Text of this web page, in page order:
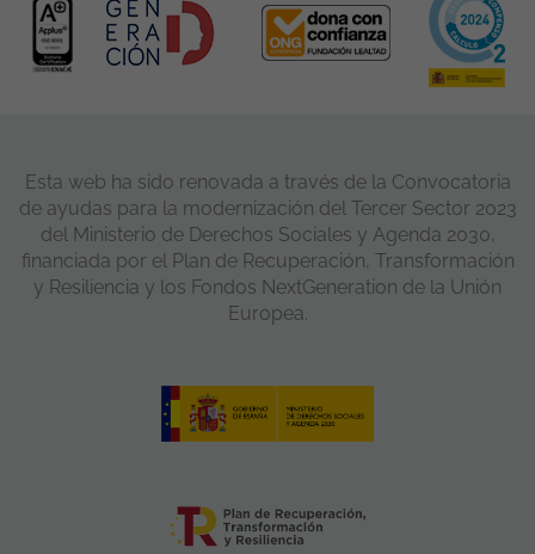
Esta web ha sido renovada a través de la Convocatoria
de ayudas para la modernización del Tercer Sector 2023
del Ministerio de Derechos Sociales y Agenda 2030,
financiada por el Plan de Recuperación, Transformación
y Resiliencia y los Fondos NextGeneration de la Unión
Europea.